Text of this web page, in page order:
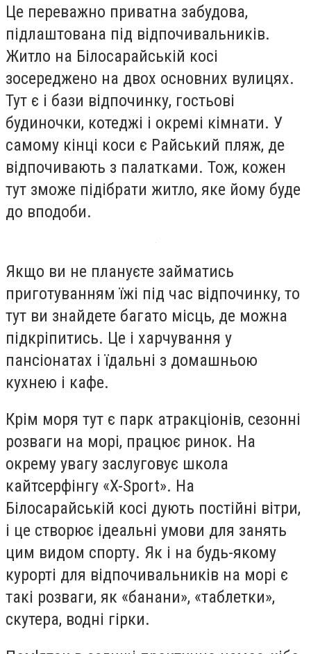
Це переважно приватна забудова,
підлаштована під відпочивальників.
Житло на Білосарайській косі
зосереджено на двох основних вулицях.
Тут є і бази відпочинку, гостьові
будиночки, котеджі і окремі кімнати. У
самому кінці коси є Райський пляж, де
відпочивають з палатками. Тож, кожен
тут зможе підібрати житло, яке йому буде
до вподоби.
Якщо ви не плануєте займатись
приготуванням їжі під час відпочинку, то
тут ви знайдете багато місць, де можна
підкріпитись. Це і харчування у
пансіонатах і їдальні з домашньою
кухнею і кафе.
Крім моря тут є парк атракціонів, сезонні
розваги на морі, працює ринок. На
окрему увагу заслуговує школа
кайтсерфінгу «X-Sport». На
Білосарайській косі дують постійні вітри,
і це створює ідеальні умови для занять
цим видом спорту. Як і на будь-якому
курорті для відпочивальників на морі є
такі розваги, як «банани», «таблетки»,
скутера, водні гірки.